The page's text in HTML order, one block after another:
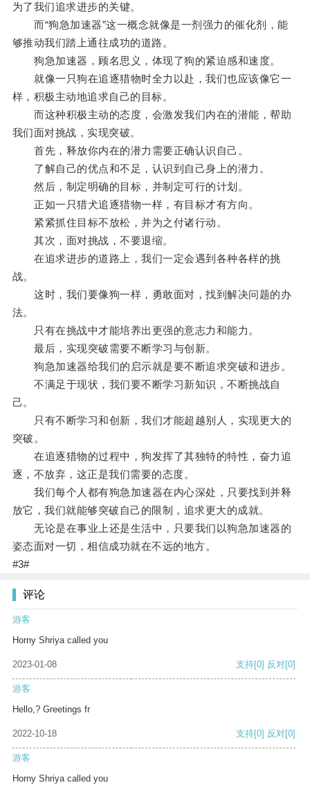
为了我们追求进步的关键。
而“狗急加速器”这一概念就像是一剂强力的催化剂，能
够推动我们踏上通往成功的道路。
狗急加速器，顾名思义，体现了狗的紧迫感和速度。
就像一只狗在追逐猎物时全力以赴，我们也应该像它一
样，积极主动地追求自己的目标。
而这种积极主动的态度，会激发我们内在的潜能，帮助
我们面对挑战，实现突破。
首先，释放你内在的潜力需要正确认识自己。
了解自己的优点和不足，认识到自己身上的潜力。
然后，制定明确的目标，并制定可行的计划。
正如一只猎犬追逐猎物一样，有目标才有方向。
紧紧抓住目标不放松，并为之付诸行动。
其次，面对挑战，不要退缩。
在追求进步的道路上，我们一定会遇到各种各样的挑
战。
这时，我们要像狗一样，勇敢面对，找到解决问题的办
法。
只有在挑战中才能培养出更强的意志力和能力。
最后，实现突破需要不断学习与创新。
狗急加速器给我们的启示就是要不断追求突破和进步。
不满足于现状，我们要不断学习新知识，不断挑战自
己。
只有不断学习和创新，我们才能超越别人，实现更大的
突破。
在追逐猎物的过程中，狗发挥了其独特的特性，奋力追
逐，不放弃，这正是我们需要的态度。
我们每个人都有狗急加速器在内心深处，只要找到并释
放它，我们就能够突破自己的限制，追求更大的成就。
无论是在事业上还是生活中，只要我们以狗急加速器的
姿态面对一切，相信成功就在不远的地方。
#3#
评论
游客
Horny Shriya called you
2023-01-08 支持[0] 反对[0]
游客
Hello,? Greetings fr
2022-10-18 支持[0] 反对[0]
游客
Horny Shriya called you